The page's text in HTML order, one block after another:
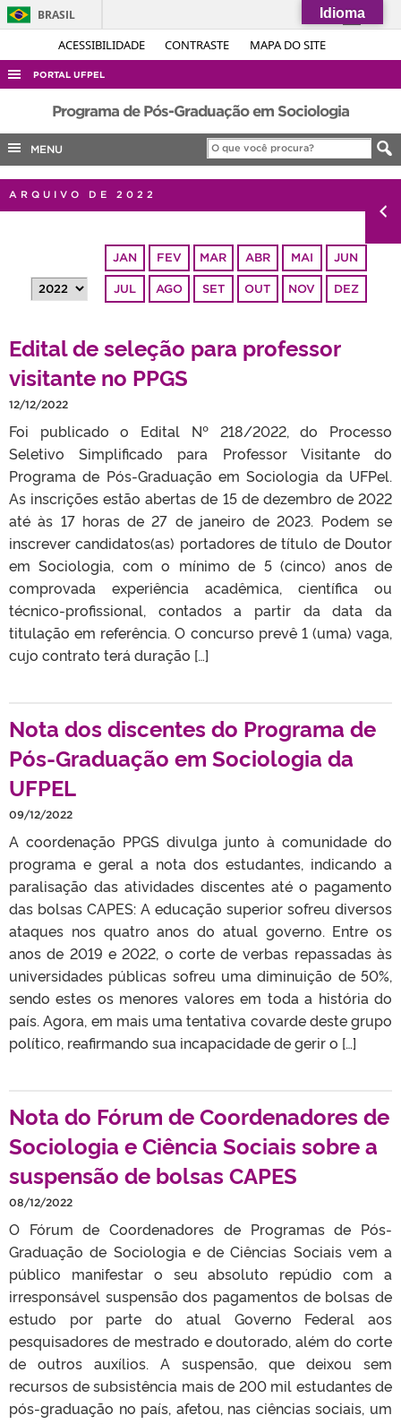
ACESSIBILIDADE CONTRASTE MAPA DO SITE
BRASIL
Simplifique!
Acesso à informação
Legislação
Canais
PORTAL UFPEL
ACESSO À INFORMAÇÃO
AUDITORIA
COBALTO
CONCURSOS
OUVIDORIA
TELEFONES
Programa de Pós-Graduação em Sociologia
MENU
ARQUIVO DE 2022
JAN FEV MAR ABR MAI JUN
JUL AGO SET OUT NOV DEZ
Edital de seleção para professor
visitante no PPGS
12/12/2022
Foi publicado o Edital Nº 218/2022, do Processo
Seletivo Simplificado para Professor Visitante do
Programa de Pós-Graduação em Sociologia da UFPel.
As inscrições estão abertas de 15 de dezembro de 2022
até às 17 horas de 27 de janeiro de 2023. Podem se
inscrever candidatos(as) portadores de título de Doutor
em Sociologia, com o mínimo de 5 (cinco) anos de
comprovada experiência acadêmica, científica ou
técnico-profissional, contados a partir da data da
titulação em referência. O concurso prevê 1 (uma) vaga,
cujo contrato terá duração […]
Nota dos discentes do Programa de
Pós-Graduação em Sociologia da
UFPEL
09/12/2022
A coordenação PPGS divulga junto à comunidade do
programa e geral a nota dos estudantes, indicando a
paralisação das atividades discentes até o pagamento
das bolsas CAPES: A educação superior sofreu diversos
ataques nos quatro anos do atual governo. Entre os
anos de 2019 e 2022, o corte de verbas repassadas às
universidades públicas sofreu uma diminuição de 50%,
sendo estes os menores valores em toda a história do
país. Agora, em mais uma tentativa covarde deste grupo
político, reafirmando sua incapacidade de gerir o […]
Nota do Fórum de Coordenadores de
Sociologia e Ciência Sociais sobre a
suspensão de bolsas CAPES
08/12/2022
O Fórum de Coordenadores de Programas de Pós-
Graduação de Sociologia e de Ciências Sociais vem a
público manifestar o seu absoluto repúdio com a
irresponsável suspensão dos pagamentos de bolsas de
estudo por parte do atual Governo Federal aos
pesquisadores de mestrado e doutorado, além do corte
de outros auxílios. A suspensão, que deixou sem
recursos de subsistência mais de 200 mil estudantes de
pós-graduação no país, afetou, nas ciências sociais, um
Idioma